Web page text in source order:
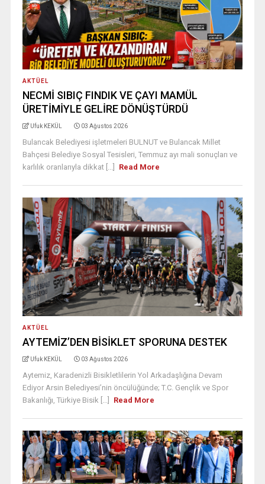
AKTÜEL
NECMİ SIBIÇ FINDIK VE ÇAYI MAMÜL
ÜRETİMİYLE GELİRE DÖNÜŞTÜRDÜ
Ufuk KEKÜL 03 Ağustos 2026
Bulancak Belediyesi işletmeleri BULNUT ve Bulancak Millet
Bahçesi Belediye Sosyal Tesisleri, Temmuz ayı mali sonuçları ve
karlılık oranlarıyla dikkat [...]
Read More
AKTÜEL
AYTEMİZ’DEN BİSİKLET SPORUNA DESTEK
Ufuk KEKÜL 03 Ağustos 2026
Aytemiz, Karadenizli Bisikletlilerin Yol Arkadaşlığına Devam
Ediyor Arsin Belediyesi’nin öncülüğünde; T.C. Gençlik ve Spor
Bakanlığı, Türkiye Bisik [...]
Read More